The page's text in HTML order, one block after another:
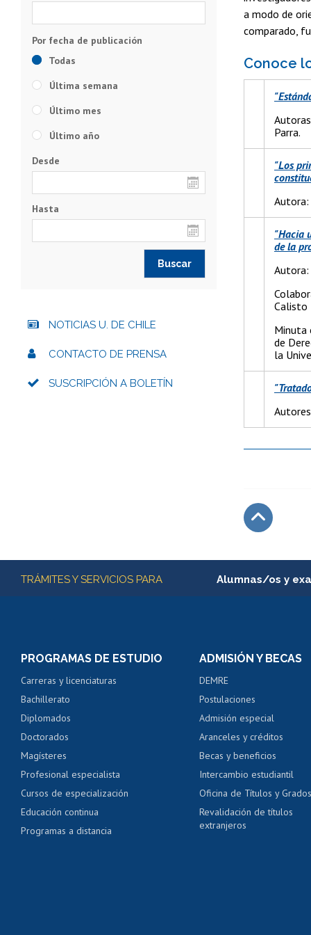
a modo de
comparado,
Conoce
Parra.
"Los
Autora:
"Hacia
de la
Autora:
Calisto
Minuta
de
la
Todas
Última semana
Último mes
Último año
Desde
Hasta
NOTICIAS U. DE CHILE
CONTACTO DE PRENSA
SUSCRIPCIÓN A BOLETÍN
Más información
TRÁMITES Y SERVICIOS PARA Alumnas/os y
Consulta y certificado
Servicio médico y
Pago de arancel y
Pago de arancel y
Certificado de títulos
PROGRAMAS DE ESTUDIO
Carreras y licenciaturas
Bachillerato
Diplomados
Doctorados
Magísteres
Profesional especialista
Cursos de especialización
Educación continua
Programas a distancia
ADMISIÓN Y BECAS
DEMRE
Postulaciones
Admisión especial
Aranceles y créditos
Becas y beneficios
Intercambio estudiantil
Oficina de Títulos y Grados
Revalidación de títulos
extranjeros